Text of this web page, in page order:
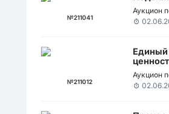
№211041
Аукцион
№211012
Единый
Аукцион